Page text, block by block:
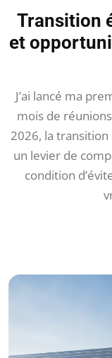
Transition
et
J’ai lancé ma
mois de
2026, la transition
un levier de
condition